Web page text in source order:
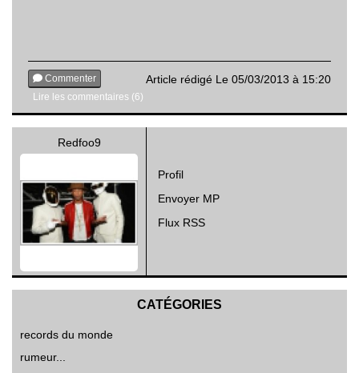
Article rédigé Le 05/03/2013 à 15:20
Commenter
Lire les commentaires (6)
Redfoo9
Profil
Envoyer MP
Flux RSS
CATÉGORIES
records du monde
rumeur...